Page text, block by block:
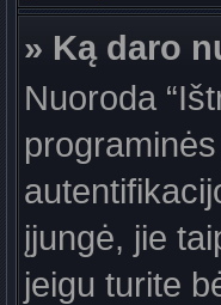
» Ką daro
Nuoroda
įjungė, jie
jeigu turite